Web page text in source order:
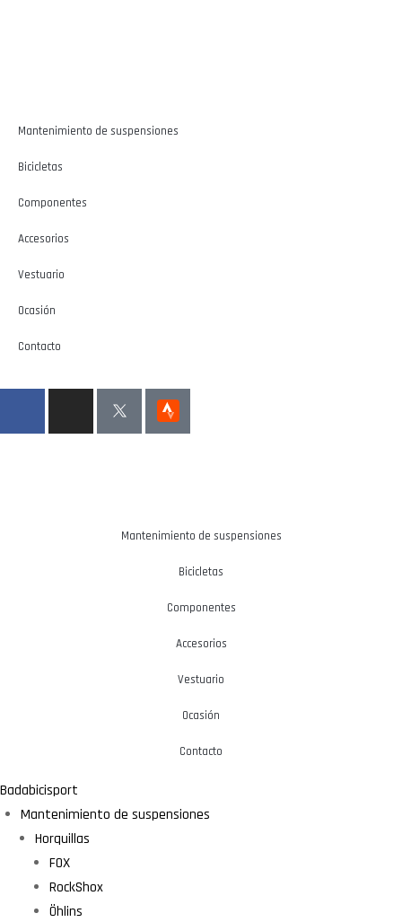
Mantenimiento de suspensiones
Bicicletas
Componentes
Accesorios
Vestuario
Ocasión
Contacto
Mantenimiento de suspensiones
Bicicletas
Componentes
Accesorios
Vestuario
Ocasión
Contacto
Badabicisport
Mantenimiento de suspensiones
Horquillas
FOX
RockShox
Öhlins